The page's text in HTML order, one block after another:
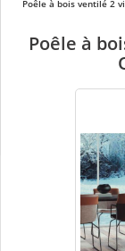
Poêle à bois ventilé 2
Poêle à